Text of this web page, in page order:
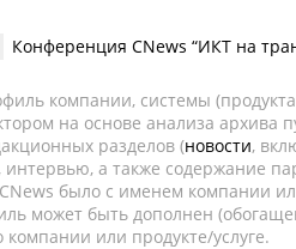
Конференция CNews “ИКТ на
компании, системы
на основе анализа
разделов (новости,
а также содержание
было с именем компании
может быть дополнен
или продукте/услуге.